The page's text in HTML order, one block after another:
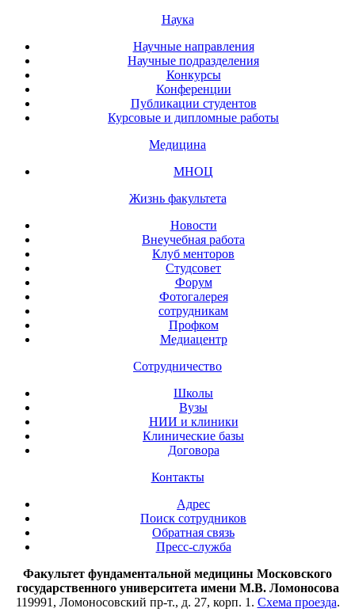
Наука
Научные направления
Научные подразделения
Конкурсы
Конференции
Публикации студентов
Курсовые и дипломные работы
Медицина
МНОЦ
Жизнь факультета
Новости
Внеучебная работа
Клуб менторов
Студсовет
Форум
Фотогалерея
сотрудникам
Профком
Медиацентр
Сотрудничество
Школы
Вузы
НИИ и клиники
Клинические базы
Договора
Контакты
Адрес
Поиск сотрудников
Обратная связь
Пресс-служба
Факультет фундаментальной медицины Московского
государственного университета имени М.В. Ломоносова
119991, Ломоносовский пр-т., д. 27, корп. 1. Схема проезда.